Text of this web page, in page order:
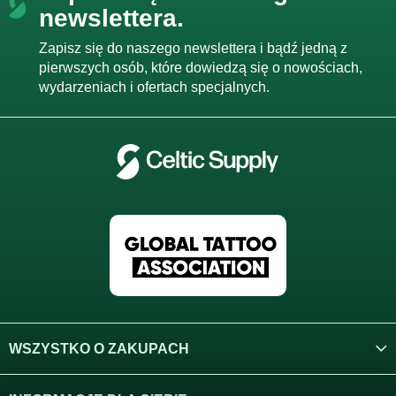
i
l
i
s
newslettera.
Zapisz się do naszego newslettera i bądź jedną z
pierwszych osób, które dowiedzą się o nowościach,
wydarzeniach i ofertach specjalnych.
WSZYSTKO O ZAKUPACH